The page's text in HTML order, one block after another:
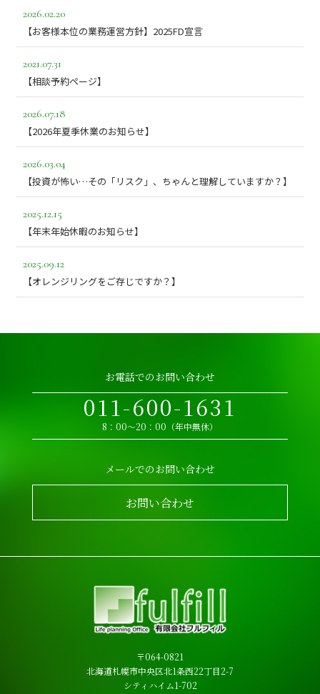
2026.02.20
【お客様本位の業務運営方針】2025FD宣言
2021.07.31
【相談予約ページ】
2026.07.18
【2026年夏季休業のお知らせ】
2026.03.04
【投資が怖い…その「リスク」、ちゃんと理解していますか？】
2025.12.15
【年末年始休暇のお知らせ】
2025.09.12
【オレンジリングをご存じですか？】
お電話でのお問い合わせ
011-600-1631
8：00～20：00（年中無休）
メールでのお問い合わせ
お問い合わせ
〒064-0821
北海道札幌市中央区北1条西22丁目2-7
シティハイム1-702